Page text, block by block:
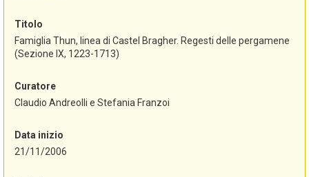
Titolo
Famiglia Thun, linea di Castel Bragher. Regesti delle pergamene
(Sezione IX, 1223-1713)
Curatore
Claudio Andreolli e Stefania Franzoi
Data inizio
21/11/2006